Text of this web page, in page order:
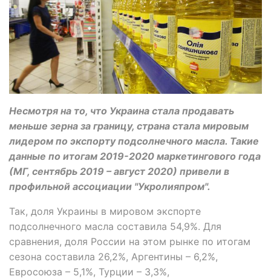
Несмотря на то, что Украина стала продавать
меньше зерна за границу, страна стала мировым
лидером по экспорту подсолнечного масла. Такие
данные по итогам 2019-2020 маркетингового года
(МГ, сентябрь 2019 – август 2020) привели в
профильной ассоциации "Укролияпром".
Так, доля Украины в мировом экспорте
подсолнечного масла составила 54,9%. Для
сравнения, доля России на этом рынке по итогам
сезона составила 26,2%, Аргентины – 6,2%,
Евросоюза – 5,1%, Турции – 3,3%,